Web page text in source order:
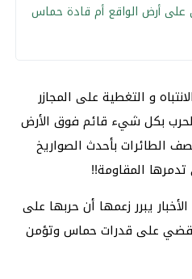
أرض الواقع أم قادة حماس
الانتباه و التغطية على المجازر
بكل شيء قائم فوق الأرض
الطائرات بأحدث الصواريخ
تدمرها المقاومة!!
يبرر زعمها أن حربها على
على قدرات حماس وتؤمن